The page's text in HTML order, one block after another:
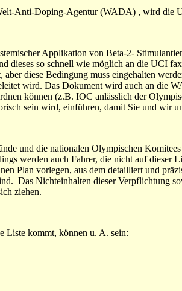
Anti-Doping-Agentur (WADA) , wird die
Applikation von Beta-2-
dieses so schnell wie möglich an die UCI
diese Bedingung muss eingehalten
wird. Das Dokument wird auch an die
können (z.B. IOC anlässlich der
sein wird, einführen, damit Sie und wir
und die nationalen Olympischen
werden auch Fahrer, die nicht auf dieser
Plan vorlegen, aus dem detailliert und
Das Nichteinhalten dieser Verpflichtung
ziehen.
Liste kommt, können u. A. sein: